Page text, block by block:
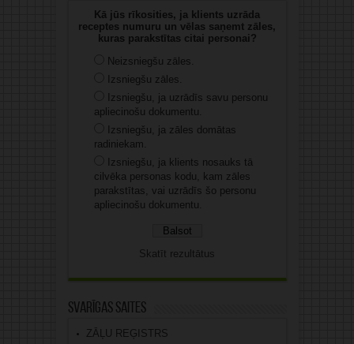
Kā jūs rīkosities, ja klients uzrāda
receptes numuru un vēlas saņemt zāles,
kuras parakstītas citai personai?
Neizsniegšu zāles.
Izsniegšu zāles.
Izsniegšu, ja uzrādīs savu personu
apliecinošu dokumentu.
Izsniegšu, ja zāles domātas
radiniekam.
Izsniegšu, ja klients nosauks tā
cilvēka personas kodu, kam zāles
parakstītas, vai uzrādīs šo personu
apliecinošu dokumentu.
Skatīt rezultātus
Svarīgas saites
ZĀĻU REĢISTRS